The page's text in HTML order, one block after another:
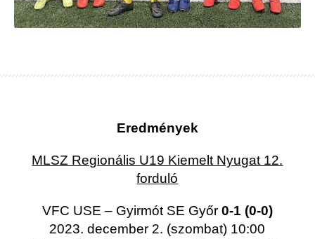
Eredmények
MLSZ Regionális U19 Kiemelt Nyugat 12.
forduló
VFC USE – Gyirmót SE Győr 0-1 (0-0)
2023. december 2. (szombat) 10:00